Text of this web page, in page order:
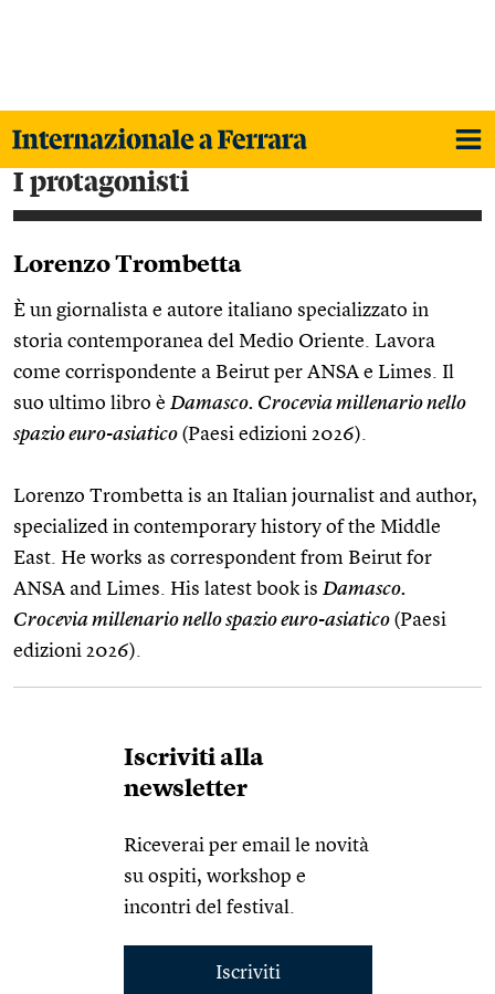
i protagonisti
Lorenzo Trombetta
È un giornalista e autore italiano specializzato in
storia contemporanea del Medio Oriente. Lavora
come corrispondente a Beirut per ANSA e Limes. Il
suo ultimo libro è Damasco. Crocevia millenario nello
spazio euro-asiatico (Paesi edizioni 2026).
Lorenzo Trombetta is an Italian journalist and author,
specialized in contemporary history of the Middle
East. He works as correspondent from Beirut for
ANSA and Limes. His latest book is Damasco.
Crocevia millenario nello spazio euro-asiatico (Paesi
edizioni 2026).
Iscriviti alla
newsletter
Riceverai per email le novità
su ospiti, workshop e
incontri del festival.
Iscriviti